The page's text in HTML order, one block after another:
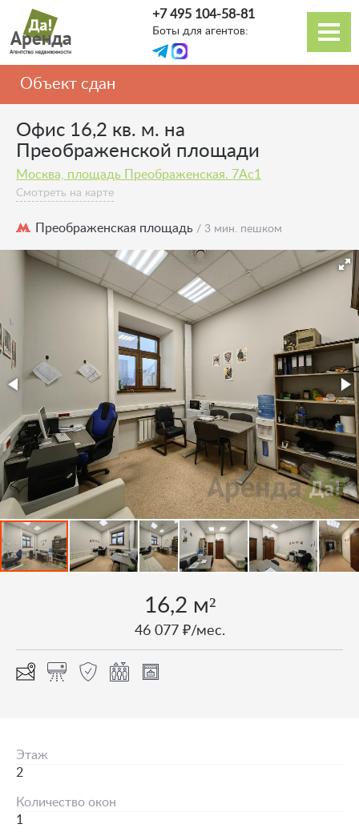
Перейти
основному
содержанию
Основная
навигация
+7 495 104-58-81
Боты для агентов:
Объект сдан
Офис 16,2 кв. м. на
Преображенской площади
Москва, площадь Преображенская. 7Ас1
Смотреть на карте
Преображенская площадь / 3 мин. пешком
16,2 м²
46 077 ₽/мес.
Этаж
2
Количество окон
1